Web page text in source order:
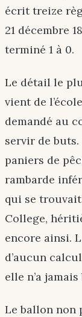
écrit treize
21 décembre
terminé 1 à 0.
Le détail le
vient de
demandé au
servir de buts.
paniers de
rambarde
qui se
College,
encore ainsi.
d’aucun
elle n’a
Le ballon non